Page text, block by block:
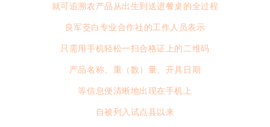
就可追溯农产品从出生到送进餐桌的全过程
良军茭白专业合作社的工作人员表示
只需用手机轻松一扫合格证上的二维码
产品名称、重（数）量、开具日期
等信息便清晰地出现在手机上
自被列入试点县以来